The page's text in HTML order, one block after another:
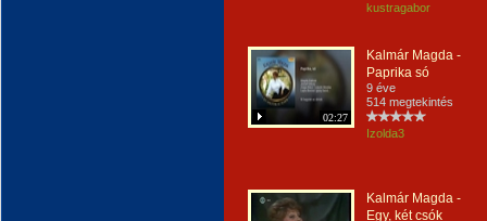
kustragabor
02:27
Kalmár Magda -
Paprika só
9 éve
514 megtekintés
Izolda3
Kalmár Magda -
Egy, két csók